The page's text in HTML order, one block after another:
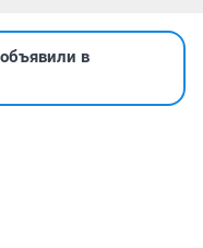
в